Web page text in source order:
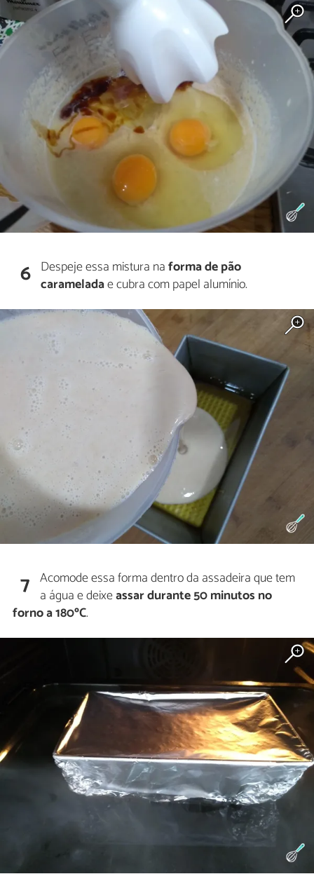
6 Despeje essa mistura naforma de pão
carameladae cubra com papel alumínio.
7 Acomode essa forma dentro da assadeira que tem
a água e deixeassar durante 50 minutos no
forno a 180ºC.